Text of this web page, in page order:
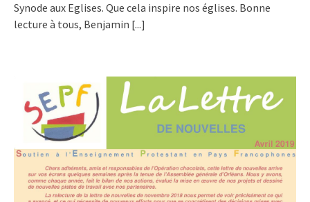
Synode aux Eglises. Que cela inspire nos églises. Bonne
lecture à tous, Benjamin [...]